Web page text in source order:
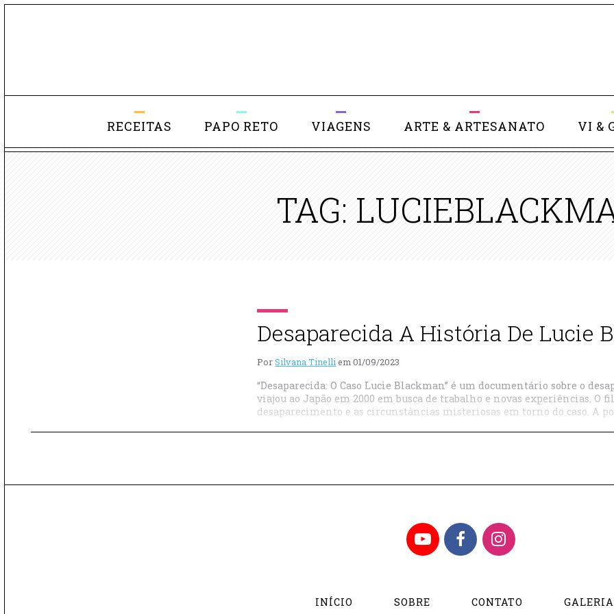
RECEITAS PAPO RETO VIAGENS ARTE & ARTESANATO VI &
TAG:
Desaparecida A História De Lucie
PorSilvana Tinelli em 01/09/2023
“Desaparecida: O Caso Lucie Blackman” é um documentário sobre o
viajou ao Japão em 2000 em busca de trabalho e novas experiências. O
desaparecimento e as circunstâncias misteriosas em torno do caso. A
YouTubeFacebookInstagram
INÍCIO SOBRE CONTATO GALERIA